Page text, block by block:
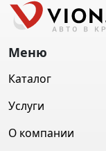
Меню
Каталог
Услуги
О компании